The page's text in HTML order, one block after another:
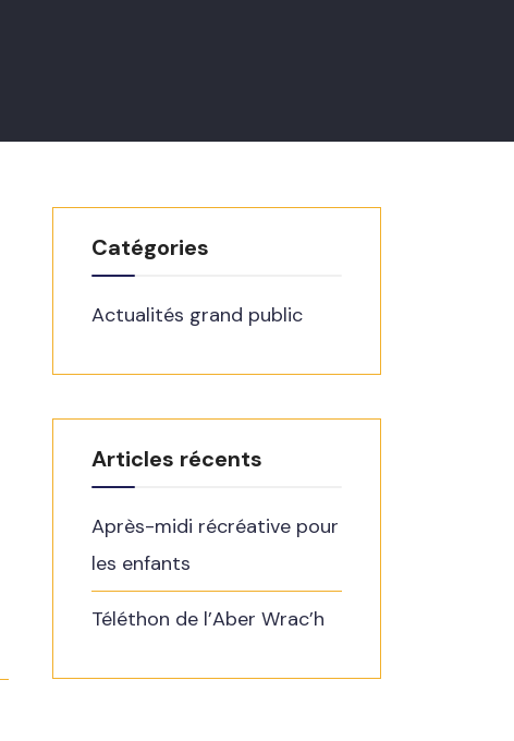
Catégories
Actualités grand public
Articles récents
Après-midi récréative pour
les enfants
Téléthon de l’Aber Wrac’h